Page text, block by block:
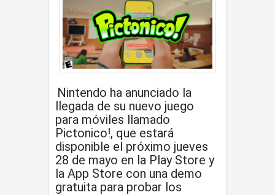
Nintendo ha anunciado la
llegada de su nuevo juego
para móviles llamado
Pictonico!, que estará
disponible el próximo jueves
28 de mayo en la Play Store y
la App Store con una demo
gratuita para probar los